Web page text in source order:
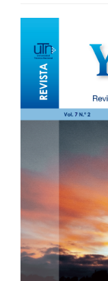
lateral
del
artículo